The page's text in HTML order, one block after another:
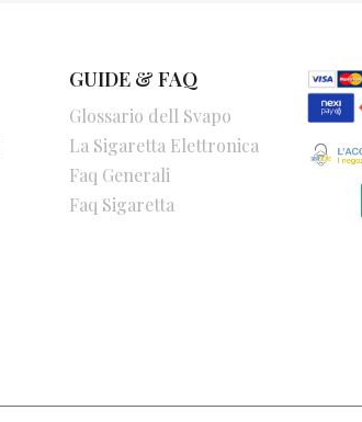
GUIDE & FAQ
Glossario dell Svapo
La Sigaretta Elettronica
Faq Generali
Faq Sigaretta